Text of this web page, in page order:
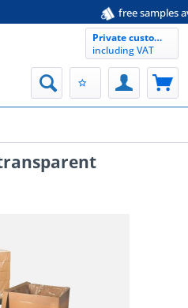
free samples available
Private customer
including VAT